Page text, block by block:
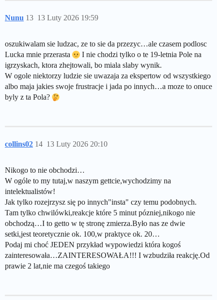
Nunu 13 Luty 2026 19:59
13
oszukiwalam sie ludzac, ze to sie da przezyc…ale czasem podlosc
Lucka mnie przerasta
I nie chodzi tylko o te 19-letnia Pole na
igrzyskach, ktora zhejtowali, bo miala slaby wynik.
W ogole niektorzy ludzie sie uwazaja za ekspertow od wszystkiego
albo maja jakies swoje frustracje i jada po innych…a moze to onuce
byly z ta Pola?
collins02 13 Luty 2026 20:10
14
Nikogo to nie obchodzi…
W ogóle to my tutaj,w naszym gettcie,wychodzimy na
intelektualistów!
Jak tylko rozejrzysz się po innych"insta" czy temu podobnych.
Tam tylko chwilówki,reakcje które 5 minut pózniej,nikogo nie
obchodzą…I to getto w tę stronę zmierza.Było nas ze dwie
setki,jest teoretycznie ok. 100,w praktyce ok. 20…
Podaj mi choć JEDEN przykład wypowiedzi która kogoś
zainteresowała…ZAINTERESOWAŁA!!! I wzbudziła reakcję.Od
prawie 2 lat,nie ma czegoś takiego